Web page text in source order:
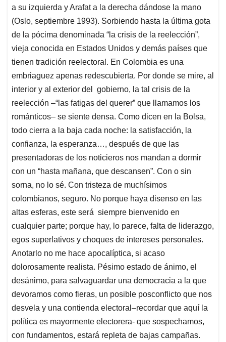
a su izquierda y Arafat a la derecha dándose la mano
(Oslo, septiembre 1993). Sorbiendo hasta la última gota
de la pócima denominada “la crisis de la reelección”,
vieja conocida en Estados Unidos y demás países que
tienen tradición reelectoral. En Colombia es una
embriaguez apenas redescubierta. Por donde se mire, al
interior y al exterior del gobierno, la tal crisis de la
reelección –“las fatigas del querer” que llamamos los
románticos– se siente densa. Como dicen en la Bolsa,
todo cierra a la baja cada noche: la satisfacción, la
confianza, la esperanza…, después de que las
presentadoras de los noticieros nos mandan a dormir
con un “hasta mañana, que descansen”. Con o sin
sorna, no lo sé. Con tristeza de muchísimos
colombianos, seguro. No porque haya disenso en las
altas esferas, este será siempre bienvenido en
cualquier parte; porque hay, lo parece, falta de liderazgo,
egos superlativos y choques de intereses personales.
Anotarlo no me hace apocalíptica, si acaso
dolorosamente realista. Pésimo estado de ánimo, el
desánimo, para salvaguardar una democracia a la que
devoramos como fieras, un posible posconflicto que nos
desvela y una contienda electoral–recordar que aquí la
política es mayormente electorera- que sospechamos,
con fundamentos, estará repleta de bajas campañas.